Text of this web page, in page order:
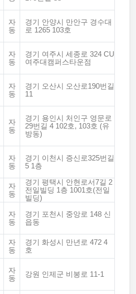
자
동
경기 안양시 만안구 경수대
로 1265 103호
자
동
경기 여주시 세종로 324 CU
여주대캠퍼스타운점
자
동
경기 오산시 오산로190번길
11
자
동
경기 용인시 처인구 영문로
29번길 4 102호, 103호 (유
방동)
자
동
경기 이천시 증신로325번길
5 1층
자
동
경기 평택시 안현로서7길 2
전일빌딩 1층 1001호(전일
빌딩)
자
동
경기 포천시 중앙로 148 신
읍동
자
동
경기 화성시 만년로 472 4
호
자
동
강원 인제군 비봉로 11-1